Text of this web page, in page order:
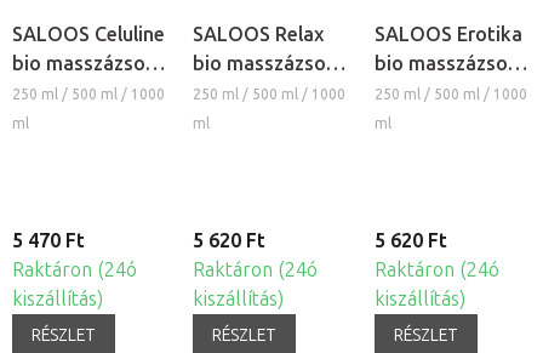
SALOOS Celuline
bio masszázsolaj
és testolaj
250 ml / 500 ml / 1000
ml
5 470 Ft
Raktáron (24ó
kiszállítás)
RÉSZLET
SALOOS Relax
bio masszázsolaj
és testolaj
250 ml / 500 ml / 1000
ml
5 620 Ft
Raktáron (24ó
kiszállítás)
RÉSZLET
SALOOS Erotika
bio masszázsolaj
és testolaj
250 ml / 500 ml / 1000
ml
5 620 Ft
Raktáron (24ó
kiszállítás)
RÉSZLET